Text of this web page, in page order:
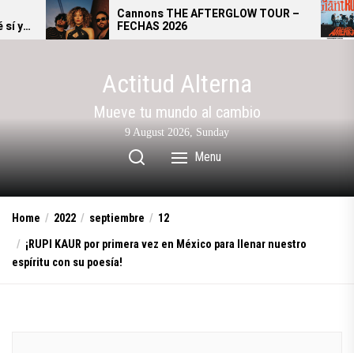
to
Cannons THE AFTERGLOW TOUR –
FECHAS 2026 se
Actitud Alterna
Mueve tu mundo al cambio
9 August 2026, Sunday
Menu
Home 2022 septiembre
12
¡RUPI KAUR por primera vez en México para llenar nuestro
espíritu con su poesía!